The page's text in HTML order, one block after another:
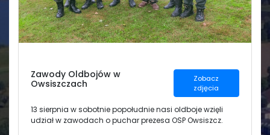
Świetlica
Zawody Oldbojów w
Owsiszczach
Zobacz
zdjęcia
13 sierpnia w sobotnie popołudnie nasi oldboje wzięli
udział w zawodach o puchar prezesa OSP Owsiszcz.